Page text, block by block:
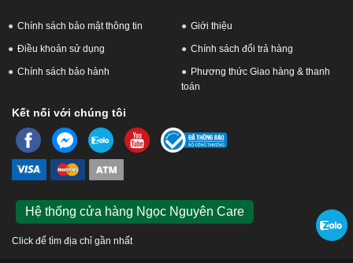
Chính sách bảo mật thông tin Giới thiệu
Điều khoản sử dụng Chính sách đổi trả hàng
Chính sách bảo hành
Phương thức Giao hàng & thanh
toán
Kết nối với chúng tôi
Hệ thống cửa hàng Ngọc Nguyên Care
Click để tìm địa chỉ gần nhất